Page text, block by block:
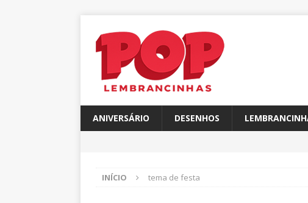
ANIVERSÁRIO DESENHOS
INÍCIO tema de festa